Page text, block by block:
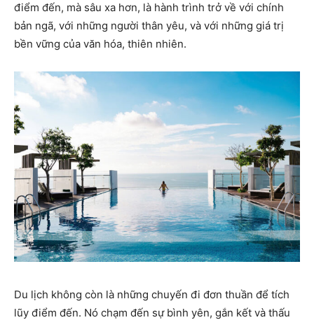
điểm đến, mà sâu xa hơn, là hành trình trở về với chính
bản ngã, với những người thân yêu, và với những giá trị
bền vững của văn hóa, thiên nhiên.
Du lịch không còn là những chuyến đi đơn thuần để tích
lũy điểm đến. Nó chạm đến sự bình yên, gắn kết và thấu